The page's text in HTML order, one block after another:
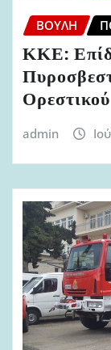
ΒΟΥΛΉ
ΚΚΕ:
Ορεστικού
admin